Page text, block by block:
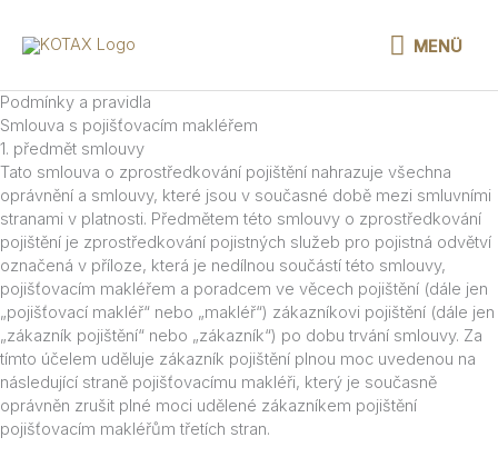
obsah
MENÜ
MENÜ
Podmínky a pravidla
Smlouva s pojišťovacím makléřem
1. předmět smlouvy
Tato smlouva o zprostředkování pojištění nahrazuje všechna
oprávnění a smlouvy, které jsou v současné době mezi smluvními
stranami v platnosti. Předmětem této smlouvy o zprostředkování
pojištění je zprostředkování pojistných služeb pro pojistná odvětví
označená v příloze, která je nedílnou součástí této smlouvy,
pojišťovacím makléřem a poradcem ve věcech pojištění (dále jen
„pojišťovací makléř“ nebo „makléř“) zákazníkovi pojištění (dále jen
„zákazník pojištění“ nebo „zákazník“) po dobu trvání smlouvy. Za
tímto účelem uděluje zákazník pojištění plnou moc uvedenou na
následující straně pojišťovacímu makléři, který je současně
oprávněn zrušit plné moci udělené zákazníkem pojištění
pojišťovacím makléřům třetích stran.